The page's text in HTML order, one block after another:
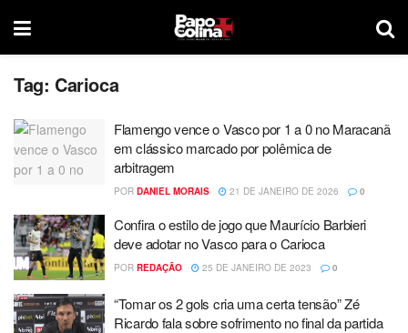
Tag: Carioca
Flamengo vence o Vasco por 1 a 0 no Maracanã
em clássico marcado por polêmica de
arbitragem
POR DANIEL MORAIS 21 DE JANEIRO DE 2026 0
Confira o estilo de jogo que Maurício Barbieri
deve adotar no Vasco para o Carioca
POR REDAÇÃO 25 DE JANEIRO DE 2023 0
“Tomar os 2 gols cria uma certa tensão” Zé
Ricardo fala sobre sofrimento no final da partida